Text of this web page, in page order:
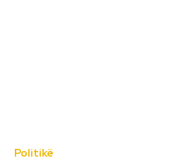
Politikë